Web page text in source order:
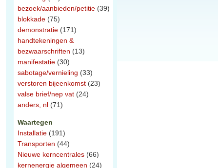
bezoek/aanbieden/petitie (39)
blokkade (75)
demonstratie (171)
handtekeningen &
bezwaarschriften (13)
manifestatie (30)
sabotage/vernieling (33)
verstoren bijeenkomst (23)
valse brief/nep vat (24)
anders, nl (71)
Waartegen
Installatie (191)
Transporten (44)
Nieuwe kerncentrales (66)
kernenergie algemeen (24)